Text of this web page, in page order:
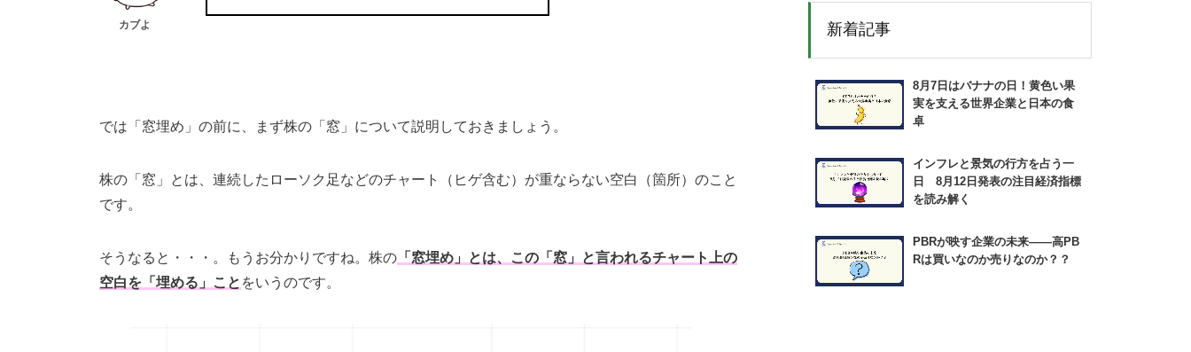
カブよ
では「窓埋め」の前に、まず株の「窓」について説明しておきましょう。
株の「窓」とは、 連続したローソク足などのチャート（ヒゲ含む）が重ならない空白（箇所）のこと
です。
そうなると・・・。もうお分かりですね。株の 「窓埋め」とは、この「窓」と言われるチャート上の
空白を「埋める」こと をいうのです。
新着記事
8月7日はバナナの日！黄色い果
実を支える世界企業と日本の食
卓
インフレと景気の行方を占う一
日 8月12日発表の注目経済指標
を読み解く
PBRが映す企業の未来――高PB
Rは買いなのか売りなのか？？